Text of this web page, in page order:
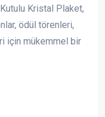
Kristal Plaket,
ödül törenleri,
için mükemmel bir